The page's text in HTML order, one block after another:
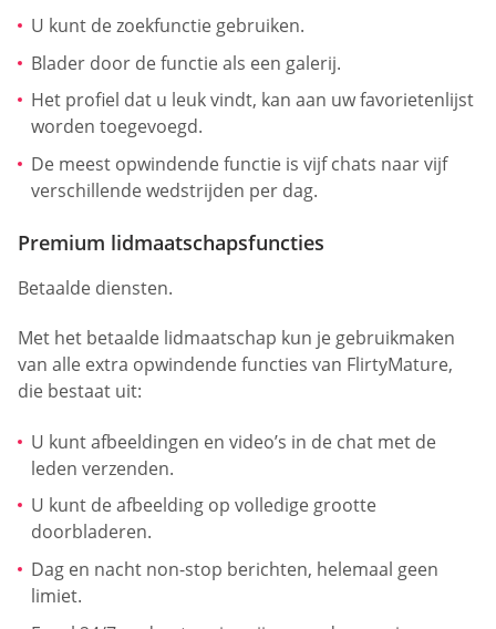
U kunt de zoekfunctie gebruiken.
Blader door de functie als een galerij.
Het profiel dat u leuk vindt, kan aan uw favorietenlijst
worden toegevoegd.
De meest opwindende functie is vijf chats naar vijf
verschillende wedstrijden per dag.
Premium lidmaatschapsfuncties
Betaalde diensten.
Met het betaalde lidmaatschap kun je gebruikmaken
van alle extra opwindende functies van FlirtyMature,
die bestaat uit:
U kunt afbeeldingen en video’s in de chat met de
leden verzenden.
U kunt de afbeelding op volledige grootte
doorbladeren.
Dag en nacht non-stop berichten, helemaal geen
limiet.